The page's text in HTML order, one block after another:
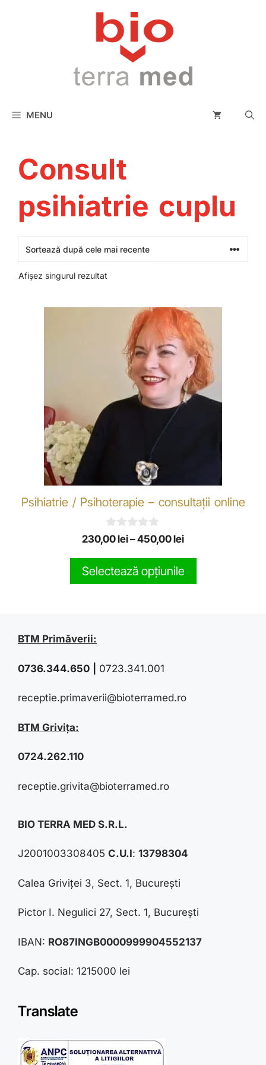
MENU
Consult
psihiatrie cuplu
Afișez singurul rezultat
Psihiatrie / Psihoterapie – consultații online
0
o
u
t
o
f
230,00lei–450,00lei
Selectează opțiunile
BTM Primăverii:
0736.344.650 0723.341.001
receptie.primaverii@bioterramed.ro
BTM Grivița:
0724.262.110
receptie.grivita@bioterramed.ro
BIO TERRA MED S.R.L.
J2001003308405 C.U.I: 13798304
Calea Griviței 3, Sect. 1, București
Pictor I. Negulici 27, Sect. 1, București
IBAN: RO87INGB0000999904552137
Cap. social: 1215000 lei
Translate